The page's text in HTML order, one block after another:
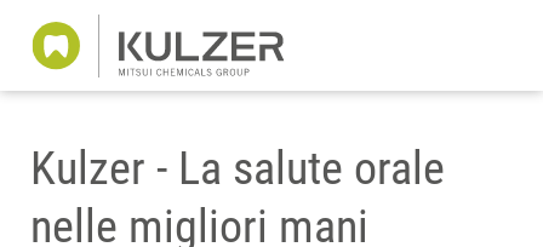
Kulzer - La salute orale
nelle migliori mani